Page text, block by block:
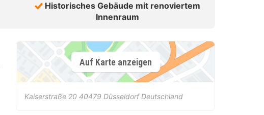
Historisches Gebäude mit renoviertem
Innenraum
Auf Karte anzeigen
Kaiserstraße 20 40479 Düsseldorf Deutschland